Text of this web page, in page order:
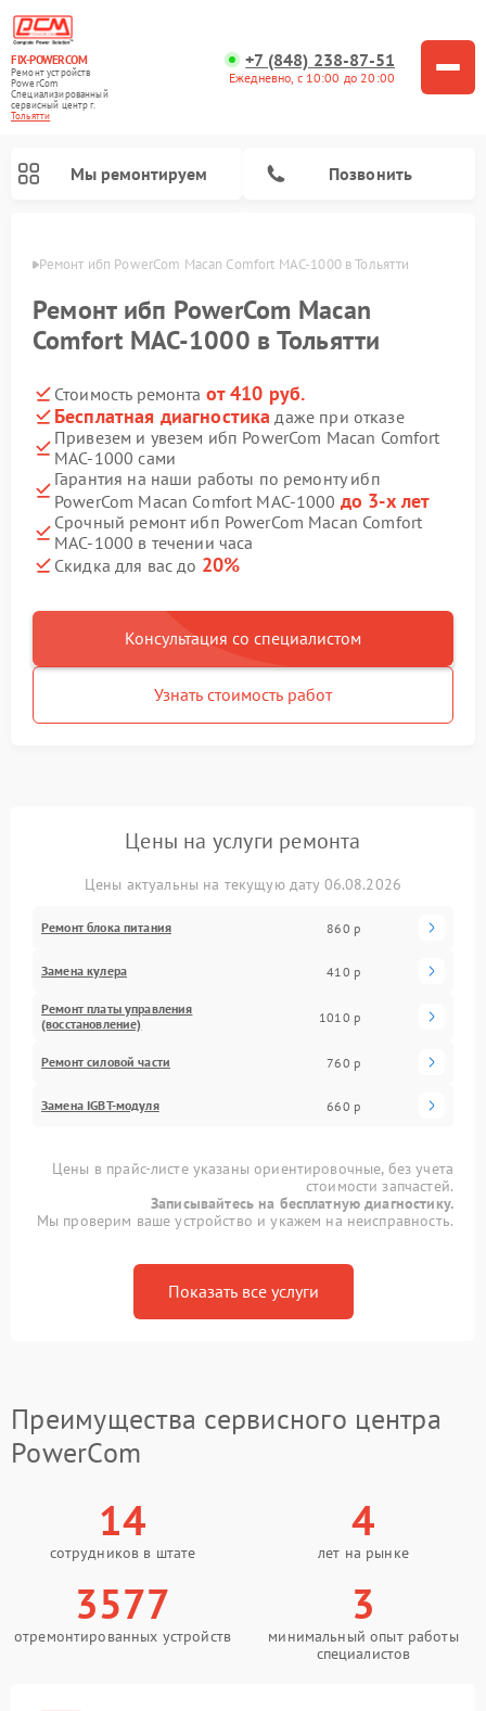
FIX-POWERCOM
Ремонт устройств
PowerCom
Специализированный
cервисный центр г.
Тольятти
+7 (848) 238-87-51
Ежедневно, с 10:00 до 20:00
Мы ремонтируем Позвонить
Ремонт ибп PowerCom Macan Comfort MAC-1000 в Тольятти
Ремонт ибп PowerCom Macan
Comfort MAC-1000 в Тольятти
Стоимость ремонта от 410 руб.
Бесплатная диагностика даже при отказе
Привезем и увезем ибп PowerCom Macan Comfort
MAC-1000 сами
Гарантия на наши работы по ремонту ибп
PowerCom Macan Comfort MAC-1000 до 3-х лет
Срочный ремонт ибп PowerCom Macan Comfort
MAC-1000 в течении часа
Скидка для вас до 20%
Консультация со специалистом
Узнать стоимость работ
Цены на услуги ремонта
Цены актуальны на текущую дату 06.08.2026
Ремонт блока питания 860 р
Замена кулера 410 р
Ремонт платы управления
(восстановление)
1010 р
Ремонт силовой части 760 р
Замена IGBT-модуля 660 р
Цены в прайс-листе указаны ориентировочные, без учета
стоимости запчастей.
Записывайтесь на бесплатную диагностику.
Мы проверим ваше устройство и укажем на неисправность.
Показать все услуги
Преимущества сервисного центра
PowerCom
14
сотрудников в штате
4
лет на рынке
3577
отремонтированных устройств
3
минимальный опыт работы
специалистов